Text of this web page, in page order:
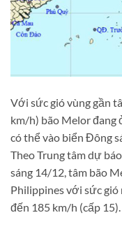
Với sức gió vùng gần
km/h) bão Melor đang
có thể vào biển Đông
Theo Trung tâm dự
sáng 14/12, tâm bão
Philippines với sức
đến 185 km/h (cấp 15).